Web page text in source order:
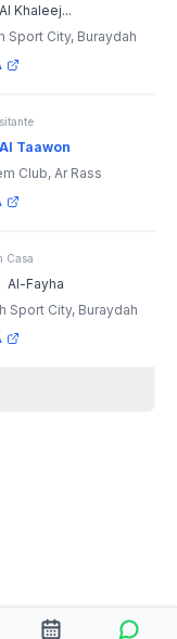
Al Khaleej...
Sport City, Buraydah
Al Taawon
Club, Ar Rass
Casa
Al-Fayha
Sport City, Buraydah